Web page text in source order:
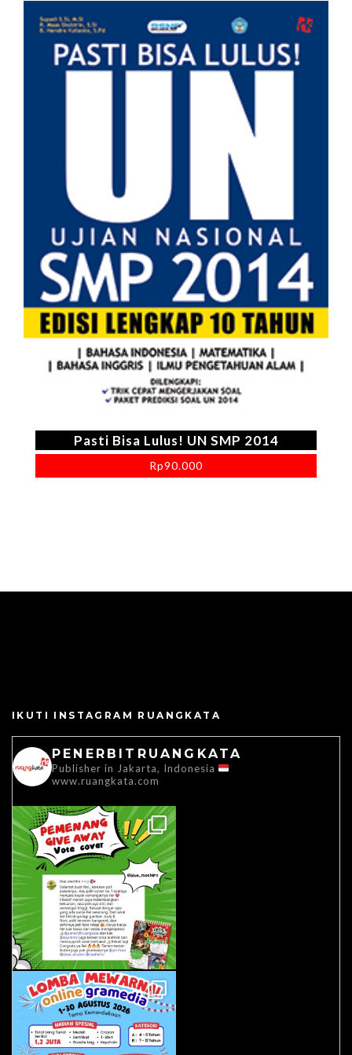
Pasti Bisa Lulus! UN SMP 2014
Rp90.000
IKUTI INSTAGRAM RUANGKATA
PENERBITRUANGKATA
Publisher in Jakarta, Indonesia
www.ruangkata.com